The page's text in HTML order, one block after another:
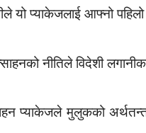
यो प्याकेजलाई आफ्नो
नीतिले विदेशी
प्याकेजले मुलुकको